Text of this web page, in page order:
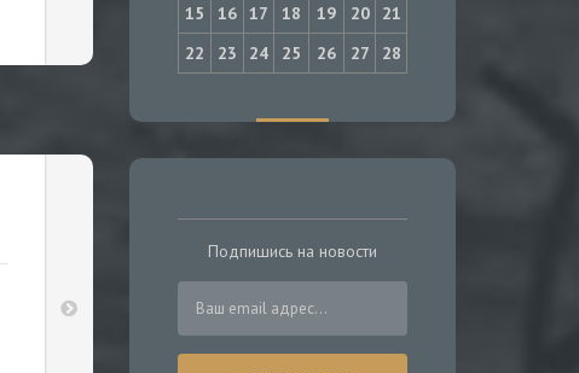
15
16 17 18 19 20
21
22
23 24 25 26 27 28
Подпишись на новости